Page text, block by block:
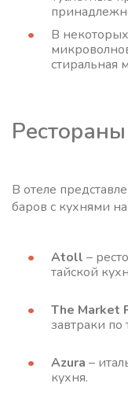
В
стиральная
В отеле
баров с кухнями
Atoll –
тайской
The Market
завтраки по
Azura –
кухня.